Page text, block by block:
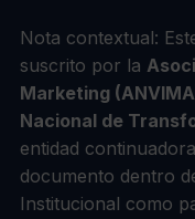
Nota contextual:
suscrito por la
Marketing
Nacional de
entidad
documento dentro
Institucional como